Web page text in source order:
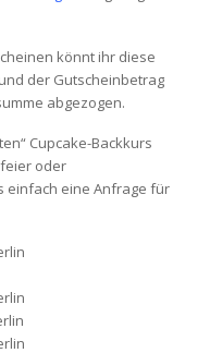
könnt ihr diese
der Gutscheinbetrag
abgezogen.
Cupcake-Backkurs
oder
einfach eine Anfrage für